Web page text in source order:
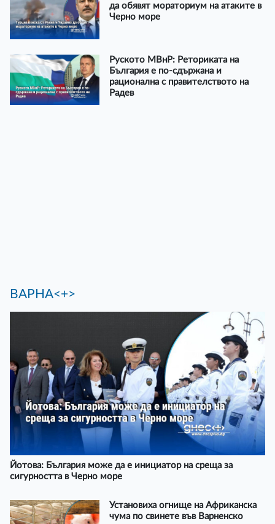
да обявят мораториум на атаките в
Черно море
Руското МВнР: Реториката на
България е по-сдържана и
рационална с правителството на
Радев
ВАРНА<+>
Йотова: България може да е инициатор на среща за
сигурността в Черно море
Установиха огнище на Африканска
чума по свинете във Варненско